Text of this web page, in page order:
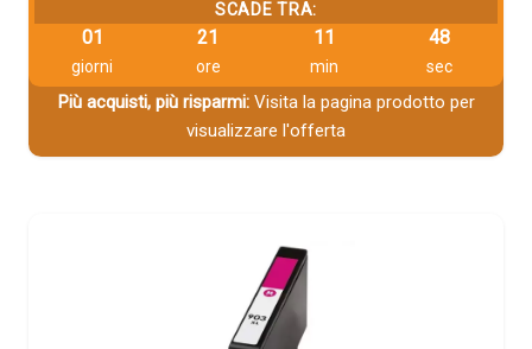
SCADE TRA:
01
giorni
21
ore
11
min
48
sec
Più acquisti, più risparmi:Visita la pagina prodotto per
visualizzare l'offerta